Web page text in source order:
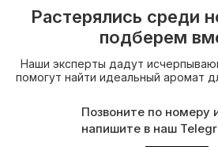
Растерялись среди
подберем
Наши эксперты дадут
помогут найти идеальный аромат
Позвоните по номеру
напишите в наш